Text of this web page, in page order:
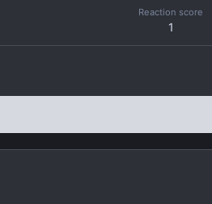
Reaction score
1